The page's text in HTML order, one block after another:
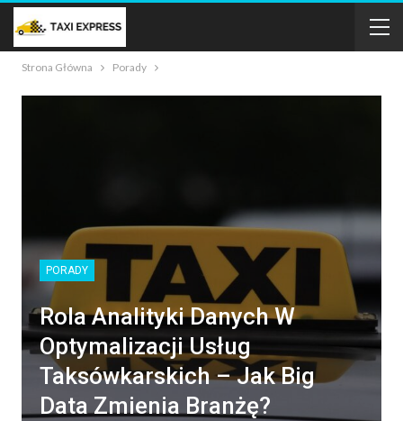
Strona Główna Porady
PORADY
Rola Analityki Danych W
Optymalizacji Usług
Taksówkarskich – Jak Big
Data Zmienia Branżę?